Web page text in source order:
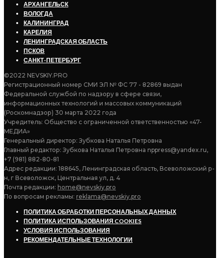
АРХАНГЕЛЬСК
ВОЛОГДА
КАЛИНИНГРАД
КАРЕЛИЯ
ЛЕНИНГРАДСКАЯ ОБЛАСТЬ
ПСКОВ
САНКТ-ПЕТЕРБУРГ
©2022 NEVSKIY.PRO
Регистрационный номер СМИ ЭЛ № ФС 77 - 82869 выдан
Федеральной службой по надзору в сфере связи,
информационных технологий и массовых коммуникаций
(Роскомнадзор) 30 марта 2022 года
Учредитель: Общество с ограниченной ответственностью «47-
МЕДИА»
Генеральный директор: Зубкова Наталья Петровна
Главный редактор: Зубкова Наталья Петровна nppress@yandex.ru,
+7 (981) 882-80-81
Адрес редакции: 188645, Ленинградская область, Всеволожский р-
н, г Всеволожск, Центральная ул, д. 4
Почта редакции: home@nevskiy.pro
По вопросам рекламы: reklama@nevskiy.pro
ПОЛИТИКА ОБРАБОТКИ ПЕРСОНАЛЬНЫХ ДАННЫХ
ПОЛИТИКА ИСПОЛЬЗОВАНИЯ COOKIES
УСЛОВИЯ ИСПОЛЬЗОВАНИЯ
РЕКОМЕНДАТЕЛЬНЫЕ ТЕХНОЛОГИИ